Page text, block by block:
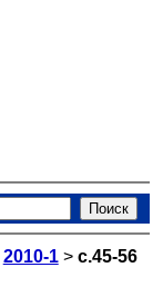
2010-1> с.45-56